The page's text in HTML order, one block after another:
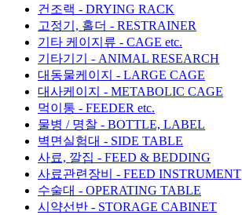
건조랙 - DRYING RACK
고정기, 홀더 - RESTRAINER
기타 케이지류 - CAGE etc.
기타기기 - ANIMAL RESEARCH
대동물케이지 - LARGE CAGE
대사케이지 - METABOLIC CAGE
먹이통 - FEEDER etc.
물병 / 명찰 - BOTTLE, LABEL
벽면실험대 - SIDE TABLE
사료, 깔집 - FEED & BEDDING
사료관련장비 - FEED INSTRUMENT
수술대 - OPERATING TABLE
시약선반 - STORAGE CABINET